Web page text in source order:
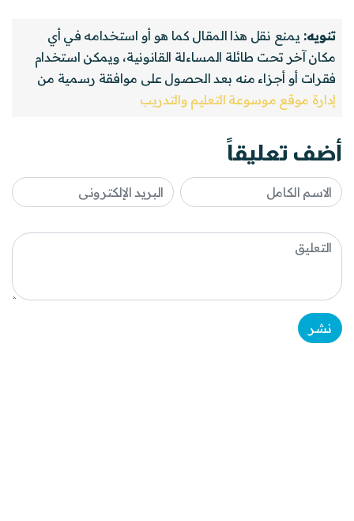
تنويه: يمنع نقل هذا المقال كما هو أو استخدامه في أي
مكان آخر تحت طائلة المساءلة القانونية، ويمكن استخدام
فقرات أو أجزاء منه بعد الحصول على موافقة رسمية من
إدارة موقع موسوعة التعليم والتدريب
أضف تعليقاً
نشر